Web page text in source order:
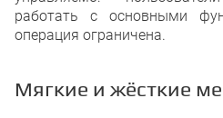
работать с основными
операция ограничена.
Мягкие и жёсткие